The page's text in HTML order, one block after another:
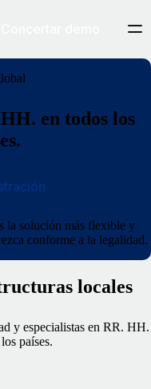
en todos los
la solución más flexible y
conforme a la legalidad.
locales
y especialistas en RR. HH.
países.